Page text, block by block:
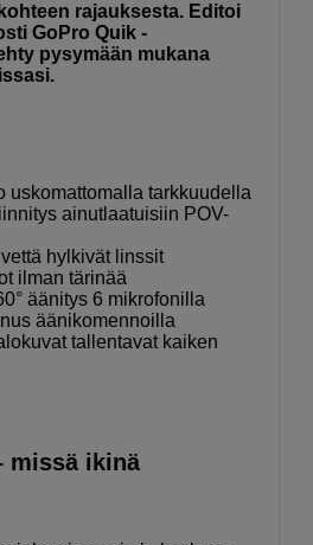
rajauksesta. Editoi
GoPro Quik -
pysymään mukana
uskomattomalla tarkkuudella
ainutlaatuisiin POV-
hylkivät linssit
ilman tärinää
äänitys 6 mikrofonilla
äänikomennoilla
tallentavat kaiken
missä ikinä